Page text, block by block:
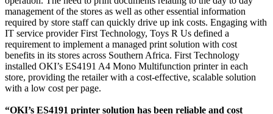
management of the stores as well as other essential information
required by store staff can quickly drive up ink costs. Engaging with
IT service provider First Technology, Toys R Us defined a
requirement to implement a managed print solution with cost
benefits in its stores across Southern Africa. First Technology
installed OKI’s ES4191 A4 Mono Multifunction printer in each
store, providing the retailer with a cost-effective, scalable solution
with a low cost per page.
“OKI’s ES4191 printer solution has been reliable and cost